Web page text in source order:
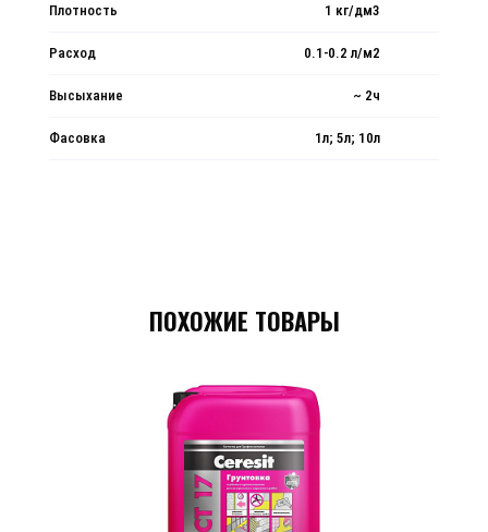
Плотность 1 кг/дм3
Расход 0.1-0.2 л/м2
Высыхание ~ 2ч
Фасовка 1л; 5л; 10л
ПОХОЖИЕ ТОВАРЫ